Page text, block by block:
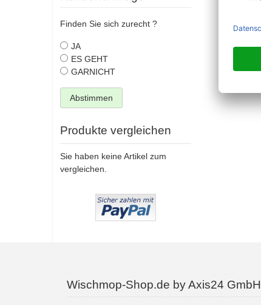
Finden Sie sich zurecht ?
JA
ES GEHT
GARNICHT
Abstimmen
Produkte vergleichen
Sie haben keine Artikel zum
vergleichen.
Wischmop-Shop.de by Axis24 GmbH